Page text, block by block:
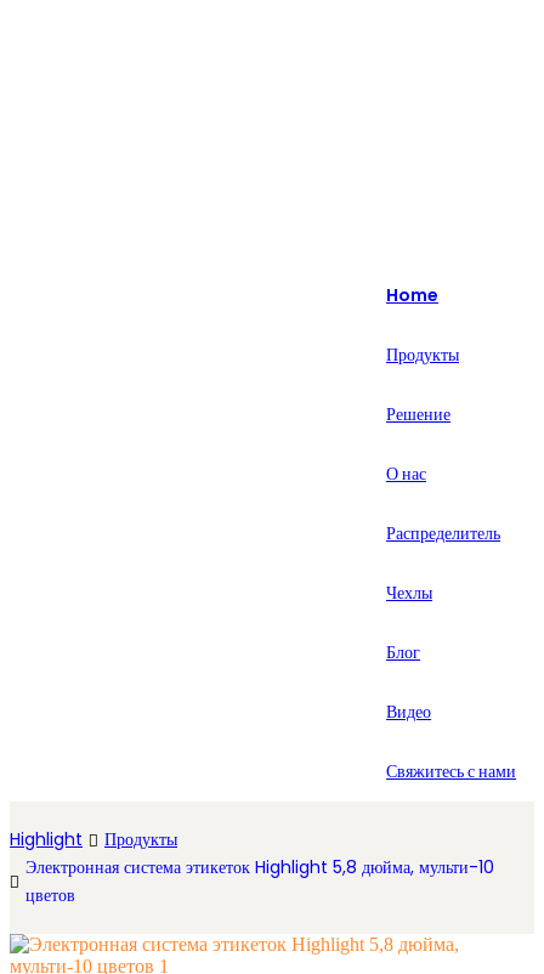
русский
Español
Home
Продукты
Решение
О нас
Распределитель
Чехлы
Блог
Видео
Свяжитесь с нами
Highlight
Продукты
Электронная система этикеток Highlight 5,8 дюйма, мульти-10
цветов